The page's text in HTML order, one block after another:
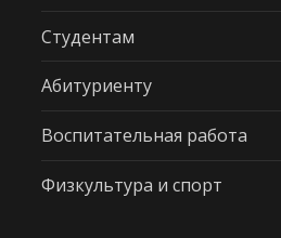
Студентам
Абитуриенту
Воспитательная работа
Физкультура и спорт